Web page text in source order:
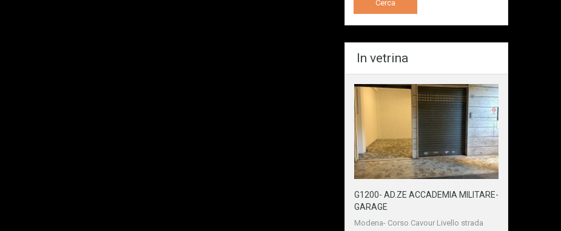
In vetrina
G1200- AD.ZE ACCADEMIA MILITARE-
GARAGE
Modena- Corso Cavour Livello strada